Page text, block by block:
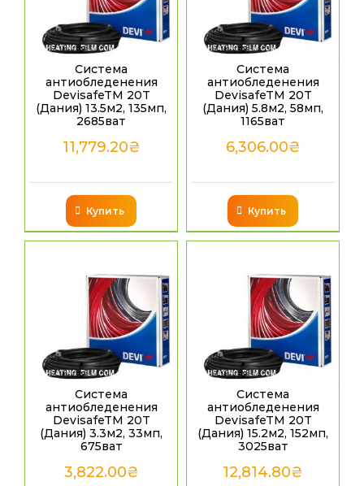
Система
антиобледенения
DevisafeTM 20T
(Дания) 13.5м2, 135мп,
2685ват
11,779.20₴
Купить
Система
антиобледенения
DevisafeTM 20T
(Дания) 5.8м2, 58мп,
1165ват
6,306.00₴
Купить
Система
антиобледенения
DevisafeTM 20T
(Дания) 3.3м2, 33мп,
675ват
3,822.00₴
Система
антиобледенения
DevisafeTM 20T
(Дания) 15.2м2, 152мп,
3025ват
12,814.80₴